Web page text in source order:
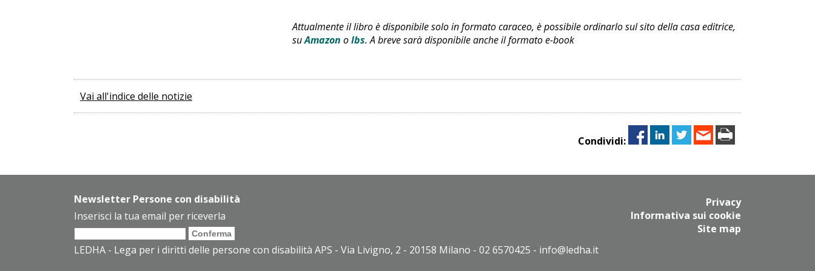
Attualmente il libro è disponibile solo in formato caraceo, è possibile ordinarlo sul sito della casa editrice,
suAmazon oIbs. A breve sarà disponibile anche il formato e-book
Vai all'indice delle notizie
Condividi:
Newsletter Persone con disabilità
Inserisci la tua email per riceverla
Privacy
Informativa sui cookie
Site map
LEDHA - Lega per i diritti delle persone con disabilità APS - Via Livigno, 2 - 20158 Milano - 02 6570425 - info@ledha.it